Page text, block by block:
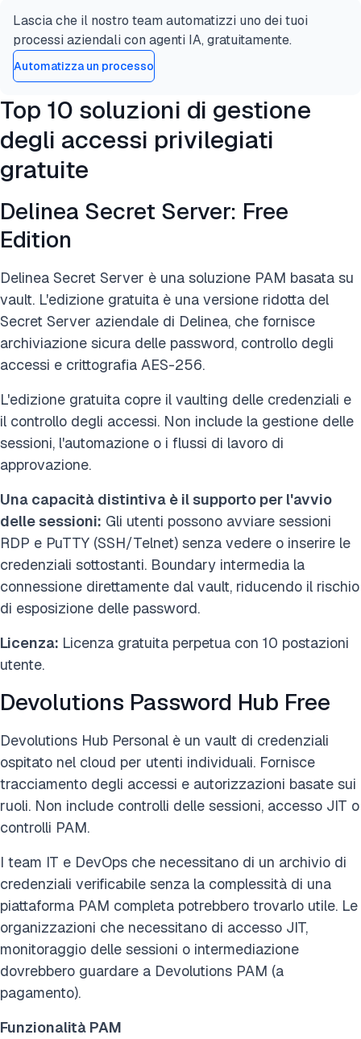
Lascia che il nostro team automatizzi uno dei tuoi
processi aziendali con agenti IA, gratuitamente.
Automatizza un processo
Top 10 soluzioni di gestione
degli accessi privilegiati
gratuite
Delinea Secret Server: Free
Edition
Delinea Secret Server è una soluzione PAM basata su
vault. L'edizione gratuita è una versione ridotta del
Secret Server aziendale di Delinea, che fornisce
archiviazione sicura delle password, controllo degli
accessi e crittografia AES-256.
L'edizione gratuita copre il vaulting delle credenziali e
il controllo degli accessi. Non include la gestione delle
sessioni, l'automazione o i flussi di lavoro di
approvazione.
Una capacità distintiva è il supporto per l'avvio
delle sessioni: Gli utenti possono avviare sessioni
RDP e PuTTY (SSH/Telnet) senza vedere o inserire le
credenziali sottostanti. Boundary intermedia la
connessione direttamente dal vault, riducendo il rischio
di esposizione delle password.
Licenza: Licenza gratuita perpetua con 10 postazioni
utente.
Devolutions Password Hub Free
Devolutions Hub Personal è un vault di credenziali
ospitato nel cloud per utenti individuali. Fornisce
tracciamento degli accessi e autorizzazioni basate sui
ruoli. Non include controlli delle sessioni, accesso JIT o
controlli PAM.
I team IT e DevOps che necessitano di un archivio di
credenziali verificabile senza la complessità di una
piattaforma PAM completa potrebbero trovarlo utile. Le
organizzazioni che necessitano di accesso JIT,
monitoraggio delle sessioni o intermediazione
dovrebbero guardare a Devolutions PAM (a
pagamento).
Funzionalità PAM